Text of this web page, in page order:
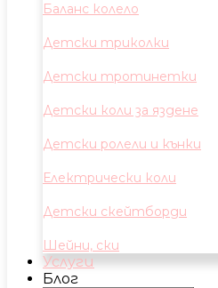
Баланс колело
Детски триколки
Детски тротинетки
Детски коли за яздене
Детски ролели и кънки
Електрически коли
Детски скейтборди
Шейни, ски
Услуги
Блог